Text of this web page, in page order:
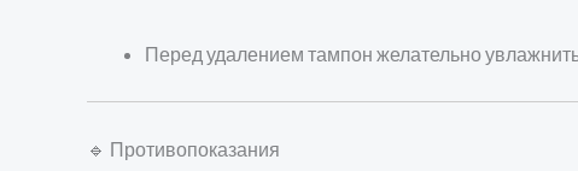
Перед удалением тампон желательно
🔹 Противопоказания